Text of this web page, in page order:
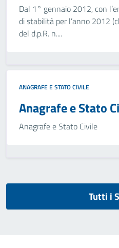
Dal 1° gennaio 2012, con
di stabilità per l’anno 2012
del d.p.R. n....
ANAGRAFE E STATO CIVILE
Anagrafe e Stato
Anagrafe e Stato Civile
Tutti i